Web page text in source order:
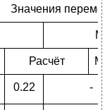
Значения
Расчёт
0.22 -